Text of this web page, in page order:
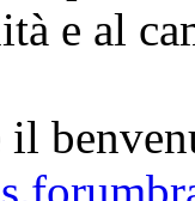
e al
il